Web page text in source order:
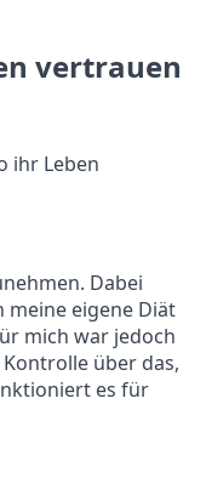
vertrauen
ihr Leben
Dabei
eigene Diät
mich war jedoch
über das,
es für